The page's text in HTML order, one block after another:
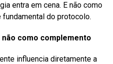
entra em cena. E não como
do protocolo.
como complemento
influencia diretamente a